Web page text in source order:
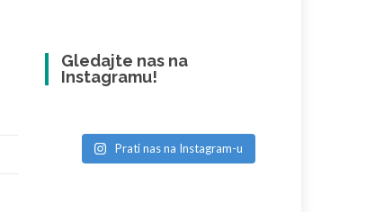
Gledajte nas na
Instagramu!
Prati nas na Instagram-u